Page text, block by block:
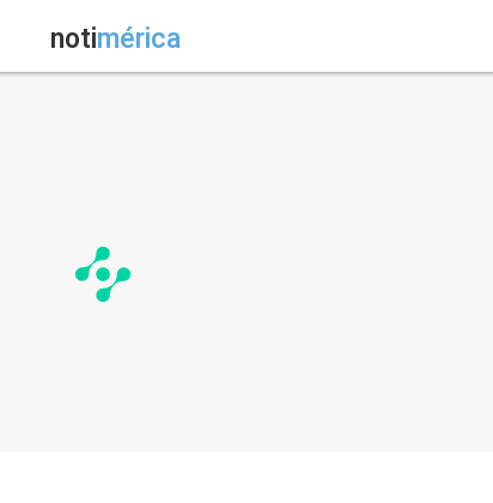
notimérica